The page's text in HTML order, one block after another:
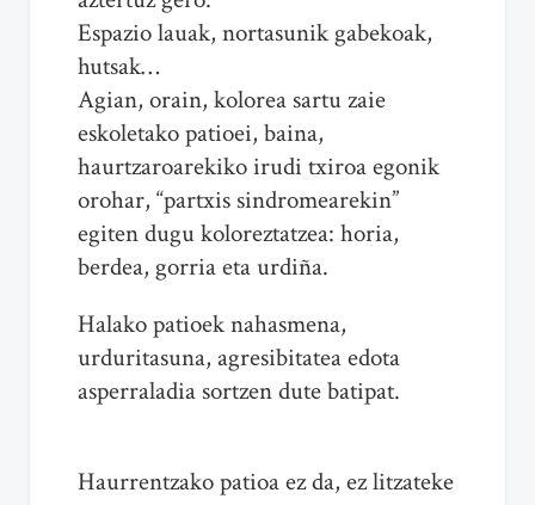
Espazio lauak, nortasunik gabekoak,
hutsak…
Agian, orain, kolorea sartu zaie
eskoletako patioei, baina,
haurtzaroarekiko irudi txiroa egonik
orohar, “partxis sindromearekin”
egiten dugu koloreztatzea: horia,
berdea, gorria eta urdiña.
Halako patioek nahasmena,
urduritasuna, agresibitatea edota
asperraladia sortzen dute batipat.
Haurrentzako patioa ez da, ez litzateke